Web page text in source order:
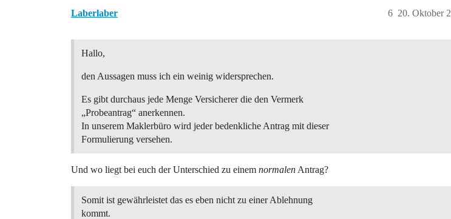
Laberlaber 20. Oktober
6
Hallo,
den Aussagen muss ich ein weinig widersprechen.
Es gibt durchaus jede Menge Versicherer die den Vermerk
„Probeantrag“ anerkennen.
In unserem Maklerbüro wird jeder bedenkliche Antrag mit dieser
Formulierung versehen.
Und wo liegt bei euch der Unterschied zu einem normalen Antrag?
Somit ist gewährleistet das es eben nicht zu einer Ablehnung
kommt.